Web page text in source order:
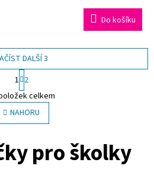
Do košíku
O
v
l
á
a
c
DALŠÍ 3
S
t
r
á
n
k
á
n
1 2
celkem
NAHORU
pro školky